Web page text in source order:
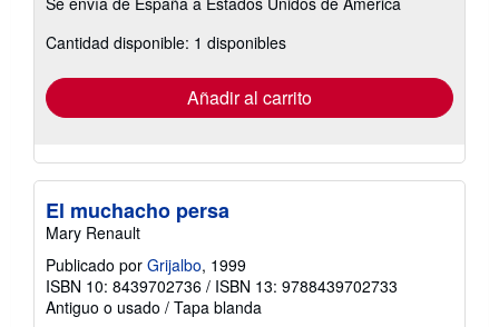
información
las
tarifas
envío
Cantidad disponible: 1 disponibles
Añadir al carrito
El muchacho persa
Mary Renault
Publicado por Grijalbo, 1999
ISBN 10: 8439702736 / ISBN 13: 9788439702733
Antiguo o usado / Tapa blanda